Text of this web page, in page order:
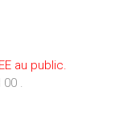
au public.
.